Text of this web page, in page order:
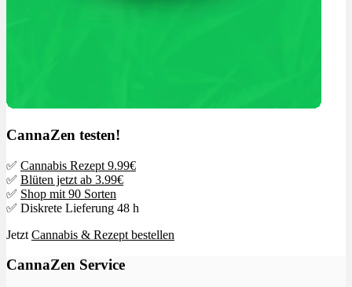
CannaZen testen!
✅ Cannabis Rezept 9.99€
✅ Blüten jetzt ab 3.99€
✅ Shop mit 90 Sorten
✅ Diskrete Lieferung 48 h
Jetzt Cannabis & Rezept bestellen
CannaZen Service